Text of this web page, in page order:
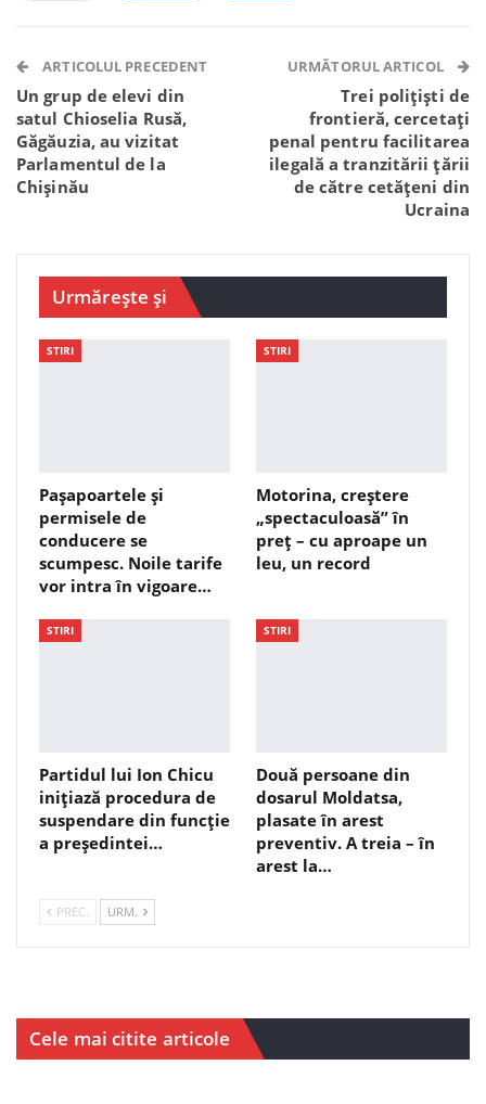
Telegram WhatsApp Viber
ARTICOLUL PRECEDENT
Un grup de elevi din
satul Chioselia Rusă,
Găgăuzia, au vizitat
Parlamentul de la
Chișinău
URMĂTORUL ARTICOL
Trei polițiști de
frontieră, cercetați
penal pentru facilitarea
ilegală a tranzitării țării
de către cetățeni din
Ucraina
Urmărește și
STIRI
Pașapoartele și
permisele de
conducere se
scumpesc. Noile tarife
vor intra în vigoare…
STIRI
Motorina, creștere
„spectaculoasă” în
preț – cu aproape un
leu, un record
STIRI
Partidul lui Ion Chicu
inițiază procedura de
suspendare din funcție
a președintei…
STIRI
Două persoane din
dosarul Moldatsa,
plasate în arest
preventiv. A treia – în
arest la…
PREC. URM.
Cele mai citite articole